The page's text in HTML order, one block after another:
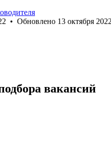
• Обновлено 13 октября 2022
вакансий